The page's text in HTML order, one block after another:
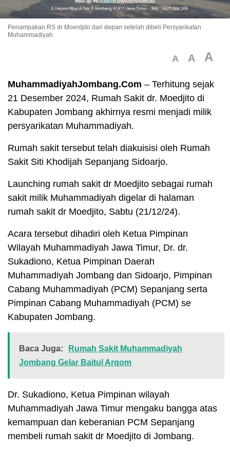
Penampakan RS dr Moerdjito dari depan setelah dibeli Persyarikatan
Muhammadiyah
A A A
MuhammadiyahJombang.Com – Terhitung sejak
21 Desember 2024, Rumah Sakit dr. Moedjito di
Kabupaten Jombang akhirnya resmi menjadi milik
persyarikatan Muhammadiyah.
Rumah sakit tersebut telah diakuisisi oleh Rumah
Sakit Siti Khodijah Sepanjang Sidoarjo.
Launching rumah sakit dr Moedjito sebagai rumah
sakit milik Muhammadiyah digelar di halaman
rumah sakit dr Moedjito, Sabtu (21/12/24).
Acara tersebut dihadiri oleh Ketua Pimpinan
Wilayah Muhammadiyah Jawa Timur, Dr. dr.
Sukadiono, Ketua Pimpinan Daerah
Muhammadiyah Jombang dan Sidoarjo, Pimpinan
Cabang Muhammadiyah (PCM) Sepanjang serta
Pimpinan Cabang Muhammadiyah (PCM) se
Kabupaten Jombang.
Baca Juga:
Rumah Sakit Muhammadiyah
Jombang Gelar Baitul Arqom
Dr. Sukadiono, Ketua Pimpinan wilayah
Muhammadiyah Jawa Timur mengaku bangga atas
kemampuan dan keberanian PCM Sepanjang
membeli rumah sakit dr Moedjito di Jombang.